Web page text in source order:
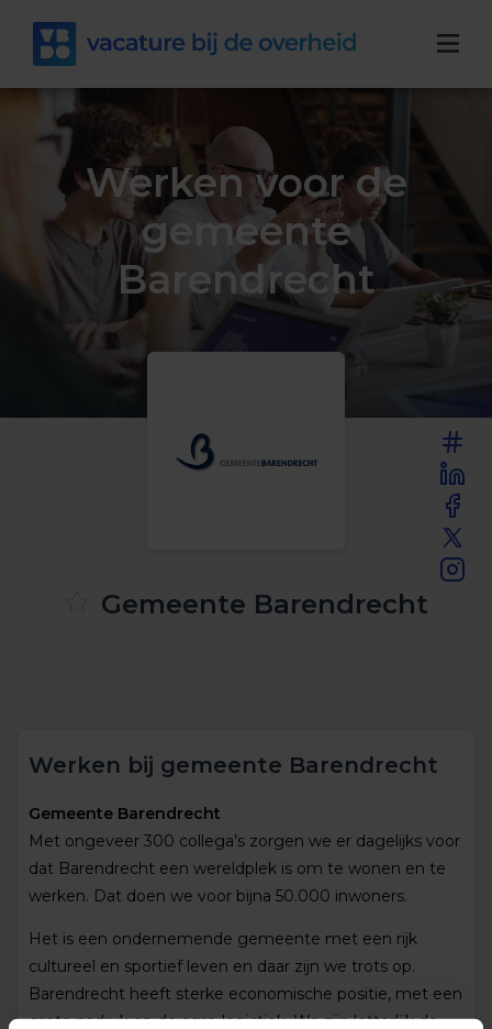
Werken voor de
gemeente
Barendrecht
Gemeente Barendrecht
Werken bij gemeente Barendrecht
Gemeente Barendrecht
Met ongeveer 300 collega’s zorgen we er dagelijks voor
dat Barendrecht een wereldplek is om te wonen en te
werken. Dat doen we voor bijna 50.000 inwoners.
Het is een ondernemende gemeente met een rijk
cultureel en sportief leven en daar zijn we trots op.
Barendrecht heeft sterke economische positie, met een
grote nadruk op de agro-logistiek. We zijn letterlijk de